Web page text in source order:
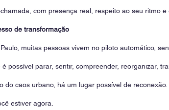
com presença real, respeito ao seu ritmo e
de transformação
muitas pessoas vivem no piloto automático,
possível parar, sentir, compreender, reorganizar,
do caos urbano, há um lugar possível de reconexão.
estiver agora.